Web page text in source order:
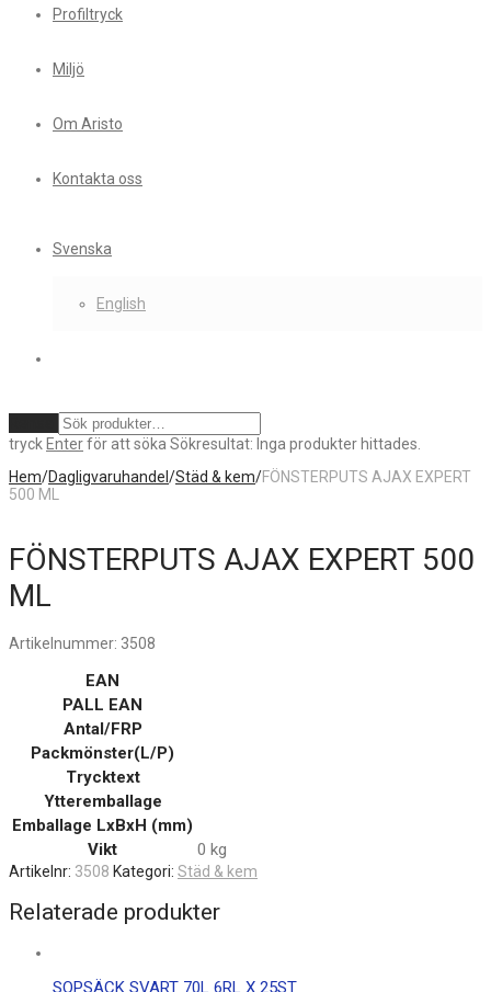
Profiltryck
Miljö
Om Aristo
Kontakta oss
Svenska
English
tryck Enterför att söka Sökresultat: Inga produkter hittades.
Hem/Dagligvaruhandel /Städ & kem/FÖNSTERPUTS AJAX EXPERT
500 ML
FÖNSTERPUTS AJAX EXPERT 500
ML
Artikelnummer: 3508
EAN
PALL EAN
Antal/FRP
Packmönster(L/P)
Trycktext
Ytteremballage
Emballage LxBxH (mm)
Vikt
0 kg
Artikelnr: 3508 Kategori: Städ & kem
Relaterade produkter
SOPSÄCK SVART 70L 6RL X 25ST